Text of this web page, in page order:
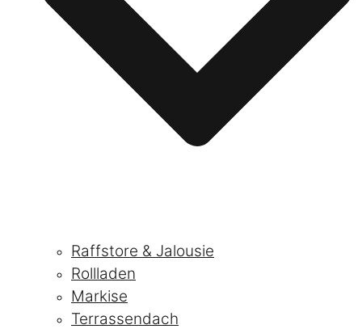
Raffstore & Jalousie
Rollladen
Markise
Terrassendach